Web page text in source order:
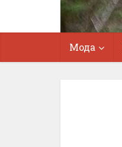
Мода